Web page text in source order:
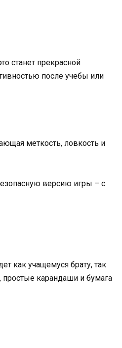
станет прекрасной
после учебы или
меткость, ловкость и
версию игры – с
как учащемуся брату, так
карандаши и бумага